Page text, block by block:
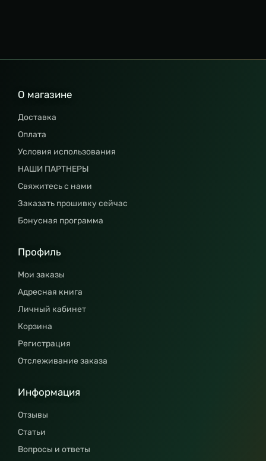
О магазине
Доставка
Оплата
Условия использования
НАШИ ПАРТНЕРЫ
Свяжитесь с нами
Заказать прошивку сейчас
Бонусная программа
Профиль
Мои заказы
Адресная книга
Личный кабинет
Корзина
Регистрация
Отслеживание заказа
Информация
Отзывы
Статьи
Вопросы и ответы